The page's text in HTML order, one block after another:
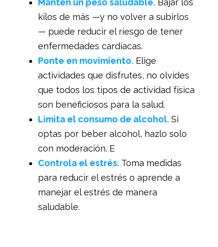
Mantén un peso saludable. Bajar los
kilos de más —y no volver a subirlos
— puede reducir el riesgo de tener
enfermedades cardíacas.
Ponte en movimiento. Elige
actividades que disfrutes, no olvides
que todos los tipos de actividad física
son beneficiosos para la salud.
Limita el consumo de alcohol. Si
optas por beber alcohol, hazlo solo
con moderación. E
Controla el estrés. Toma medidas
para reducir el estrés o aprende a
manejar el estrés de manera
saludable.